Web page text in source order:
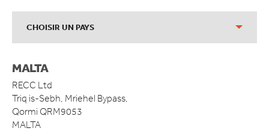
CHOISIR UN PAYS
MALTA
RECC Ltd
Triq is-Sebh, Mriehel Bypass,
Qormi QRM9053
MALTA